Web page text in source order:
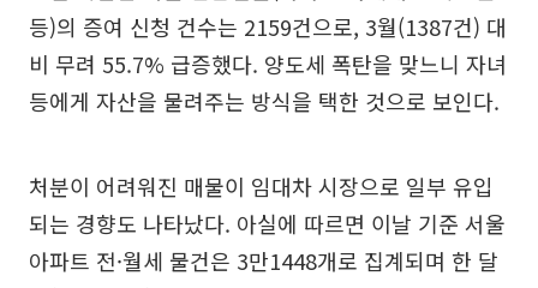
등)의 증여 신청 건수는 2159건으로, 3월(1387건) 대
비 무려 55.7% 급증했다. 양도세 폭탄을 맞느니 자녀
등에게 자산을 물려주는 방식을 택한 것으로 보인다.
처분이 어려워진 매물이 임대차 시장으로 일부 유입
되는 경향도 나타났다. 아실에 따르면 이날 기준 서울
아파트 전·월세 물건은 3만1448개로 집계되며 한 달